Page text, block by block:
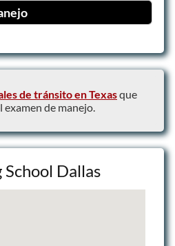
test
de tránsito en Texasque
examen de manejo.
Dallas